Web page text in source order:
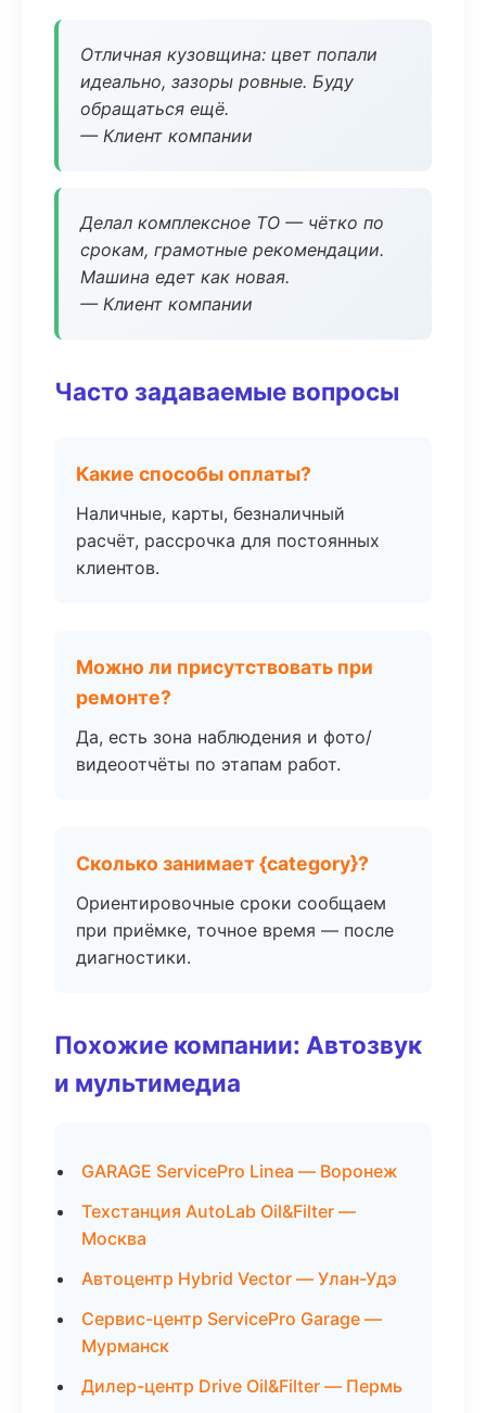
Отличная кузовщина: цвет попали
идеально, зазоры ровные. Буду
обращаться ещё.
— Клиент компании
Делал комплексное ТО — чётко по
срокам, грамотные рекомендации.
Машина едет как новая.
— Клиент компании
Часто задаваемые вопросы
Какие способы оплаты?
Наличные, карты, безналичный
расчёт, рассрочка для постоянных
клиентов.
Можно ли присутствовать при
ремонте?
Да, есть зона наблюдения и фото/
видеоотчёты по этапам работ.
Сколько занимает {category}?
Ориентировочные сроки сообщаем
при приёмке, точное время — после
диагностики.
Похожие компании: Автозвук
и мультимедиа
GARAGE ServicePro Linea — Воронеж
Техстанция AutoLab Oil&Filter —
Москва
Автоцентр Hybrid Vector — Улан-Удэ
Сервис-центр ServicePro Garage —
Мурманск
Дилер-центр Drive Oil&Filter — Пермь